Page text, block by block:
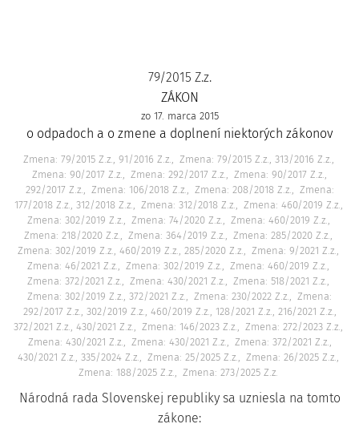
79/2015 Z.z.
ZÁKON
zo 17. marca 2015
o odpadoch a o zmene a doplnení niektorých zákonov
Zmena: 79/2015 Z.z., 91/2016 Z.z.
Zmena: 79/2015 Z.z., 313/2016 Z.z.
Zmena: 90/2017 Z.z.
Zmena: 292/2017 Z.z.
Zmena: 90/2017 Z.z.,
292/2017 Z.z.
Zmena: 106/2018 Z.z. Zmena: 208/2018 Z.z.
Zmena:
177/2018 Z.z., 312/2018 Z.z.
Zmena: 312/2018 Z.z.
Zmena: 460/2019 Z.z.
Zmena: 302/2019 Z.z.
Zmena: 74/2020 Z.z.
Zmena: 460/2019 Z.z.
Zmena: 218/2020 Z.z.
Zmena: 364/2019 Z.z.
Zmena: 285/2020 Z.z.
Zmena: 302/2019 Z.z., 460/2019 Z.z., 285/2020 Z.z.
Zmena: 9/2021 Z.z.
Zmena: 46/2021 Z.z.
Zmena: 302/2019 Z.z.
Zmena: 460/2019 Z.z.
Zmena: 372/2021 Z.z.
Zmena: 430/2021 Z.z.
Zmena: 518/2021 Z.z.
Zmena: 302/2019 Z.z., 372/2021 Z.z.
Zmena: 230/2022 Z.z.
Zmena:
292/2017 Z.z., 302/2019 Z.z., 460/2019 Z.z., 128/2021 Z.z., 216/2021 Z.z.,
372/2021 Z.z., 430/2021 Z.z.
Zmena: 146/2023 Z.z.
Zmena: 272/2023 Z.z.
Zmena: 430/2021 Z.z.
Zmena: 430/2021 Z.z.
Zmena: 372/2021 Z.z.,
430/2021 Z.z., 335/2024 Z.z.
Zmena: 25/2025 Z.z.
Zmena: 26/2025 Z.z.
Zmena: 188/2025 Z.z.
Zmena: 273/2025 Z.z.
Národná rada Slovenskej republiky sa uzniesla na tomto
zákone: